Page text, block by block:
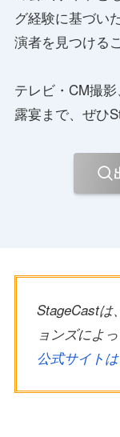
グ経験に基づい
演者を見つける
テレビ・CM撮
露宴まで、ぜひ
StageCastは
ョンズによ
公式サイト